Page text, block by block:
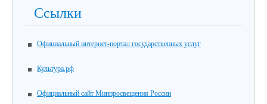
Ссылки
Официальный интернет-портал государственных услуг
Культура.рф
Официальный сайт Минпросвещения России